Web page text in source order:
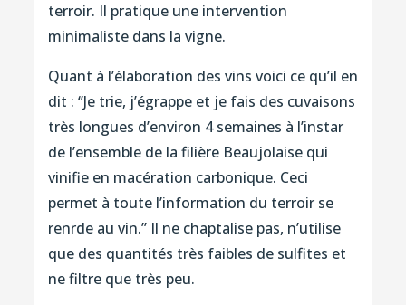
terroir. Il pratique une intervention
minimaliste dans la vigne.
Quant à l’élaboration des vins voici ce qu’il en
dit : ‘’Je trie, j’égrappe et je fais des cuvaisons
très longues d’environ 4 semaines à l’instar
de l’ensemble de la filière Beaujolaise qui
vinifie en macération carbonique. Ceci
permet à toute l’information du terroir se
renrde au vin.’’ Il ne chaptalise pas, n’utilise
que des quantités très faibles de sulfites et
ne filtre que très peu.